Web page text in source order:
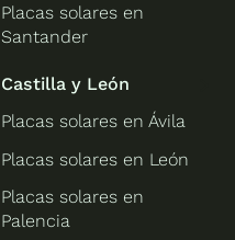
Placas solares en
Santander
Castilla y León
Placas solares en Ávila
Placas solares en León
Placas solares en
Palencia